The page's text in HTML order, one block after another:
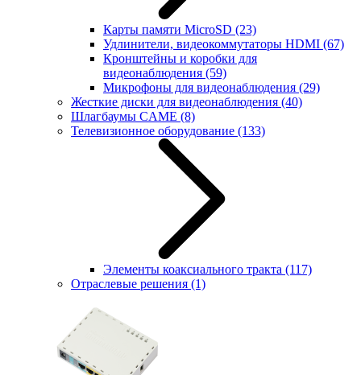
Карты памяти MicroSD (23)
Удлинители, видеокоммутаторы HDMI (67)
Кронштейны и коробки для
видеонаблюдения (59)
Микрофоны для видеонаблюдения (29)
Жесткие диски для видеонаблюдения (40)
Шлагбаумы CAME (8)
Телевизионное оборудование (133)
Элементы коаксиального тракта (117)
Отраслевые решения (1)